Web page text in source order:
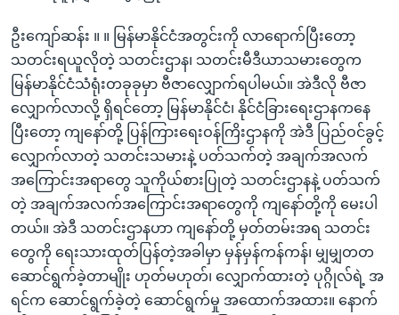
ဦးကျော်ဆန်း ။ ။ မြန်မာနိုင်ငံအတွင်းကို လာရောက်ပြီးတော့
သတင်းရယူလိုတဲ့ သတင်းဌာန၊ သတင်းမီဒီယာသမားတွေက
မြန်မာနိုင်ငံသံရုံးတခုခုမှာ ဗီဇာလျှောက်ရပါမယ်။ အဲဒီလို ဗီဇာ
လျှောက်လာလို့ ရှိရင်တော့ မြန်မာနိုင်ငံ၊ နိုင်ငံခြားရေးဌာနကနေ
ပြီးတော့ ကျနော်တို့ ပြန်ကြားရေးဝန်ကြိးဌာနကို အဲဒီ ပြည်ဝင်ခွင့်
လျှောက်လာတဲ့ သတင်းသမားနဲ့ ပတ်သက်တဲ့ အချက်အလက်
အကြောင်းအရာတွေ သူကိုယ်စားပြုတဲ့ သတင်းဌာနနဲ့ ပတ်သက်
တဲ့ အချက်အလက်အကြောင်းအရာတွေကို ကျနော်တို့ကို မေးပါ
တယ်။ အဲဒီ သတင်းဌာနဟာ ကျနော်တို့ မှတ်တမ်းအရ သတင်း
တွေကို ရေးသားထုတ်ပြန်တဲ့အခါမှာ မှန်မှန်ကန်ကန်၊ မျှမျှတတ
ဆောင်ရွက်ခဲ့တာမျိုး ဟုတ်မဟုတ်၊ လျှောက်ထားတဲ့ ပုဂ္ဂိုလ်ရဲ့ အ
ရင်က ဆောင်ရွက်ခဲ့တဲ့ ဆောင်ရွက်မှု အထောက်အထား။ နောက်